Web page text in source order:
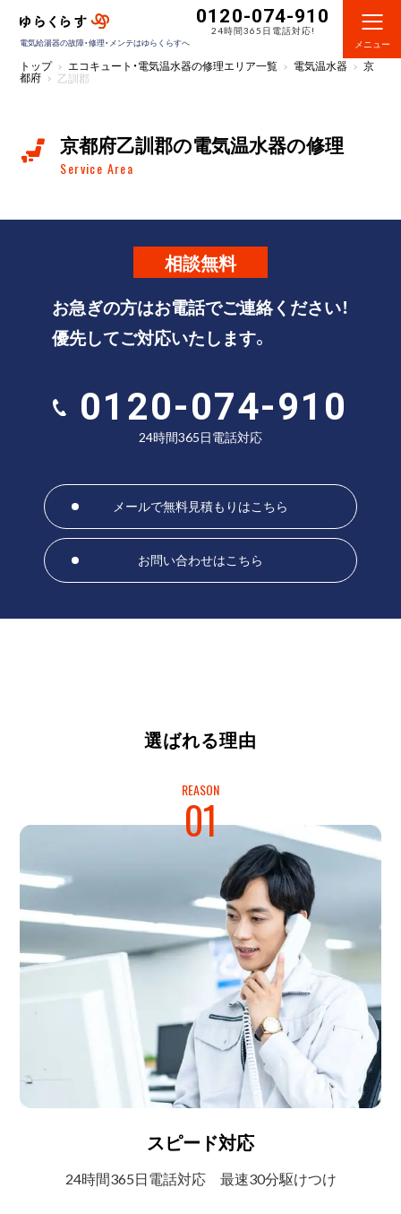
電気給湯器の故障・修理・メンテはゆらくらすへ
0120-074-910
24時間365日電話対応!
メニュー
トップ エコキュート・電気温水器の修理エリア一覧 電気温水器 京
都府 乙訓郡
京都府乙訓郡の電気温水器の修理
Service Area
相談無料
お急ぎの方はお電話でご連絡ください！
優先してご対応いたします。
0120-074-910
24時間365日電話対応
メールで無料見積もりはこちら
お問い合わせはこちら
選ばれる理由
REASON
01
スピード対応
24時間365日電話対応 最速30分駆けつけ